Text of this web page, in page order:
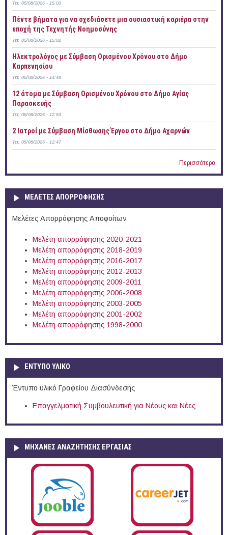
Τετ, 05/08/2026 - 15:03
Πέντε βήματα για να σχεδιάσετε μια ουσιαστική καριέρα στην
εποχή της Τεχνητής Νοημοσύνης
Τετ, 05/08/2026 - 15:02
Ηλεκτρολόγος με Σύμβαση Ορισμένου Χρόνου στο Δήμο
Καρπενησίου
Τετ, 05/08/2026 - 14:48
12 άτομα με Σύμβαση Ορισμένου Χρόνου στο Δήμο Αγίας
Παρασκευής
Τετ, 05/08/2026 - 12:53
2 Ιατροί με Σύμβαση Μίσθωσης Έργου στο Δήμο Αχαρνών
Τετ, 05/08/2026 - 12:47
Περισσότερα
ΜΕΛΕΤΕΣ ΑΠΟΡΡΟΦΗΣΗΣ
Μελέτες Απορρόφησης Αποφοίτων
Μελέτη απορρόφησης 2020-2021
Μελέτη απορρόφησης 2018-2019
Μελέτη απορρόφησης 2016-2017
Μελέτη απορρόφησης 2012-2013
Μελέτη απορρόφησης 2009-2011
Μελέτη απορρόφησης 2006-2008
Μελέτη απορρόφησης 2003-2005
Μελέτη απορρόφησης 2001-2002
Μελέτη απορρόφησης 1998-2000
ΕΝΤΥΠΟ ΥΛΙΚΟ
Έντυπο υλικό Γραφείου Διασύνδεσης
Επαγγελματική Συμβουλευτική για Νέους και Νέες
ΜΗΧΑΝΕΣ ΑΝΑΖΗΤΗΣΗΣ ΕΡΓΑΣΙΑΣ